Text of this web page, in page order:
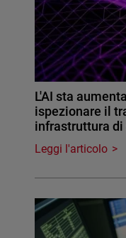
L'AI sta
ispezionare il
infrastruttura
Leggi l'articolo